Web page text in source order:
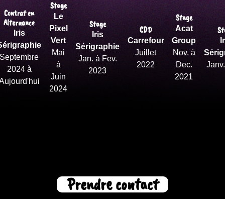
Contrat en
Alternance
Iris
Septembre
2024 à
Stage
Le
Pixel
Vert
Mai
à
Juin
2024
Stage
Iris
Sérigraphie
Jan. à Fev.
2023
CDD
Carrefour
Juillet
2022
Stage
Acat
Group
Nov. à
Dec.
2021
Prendre contact